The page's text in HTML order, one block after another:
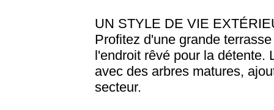
UN STYLE DE VIE
Profitez d'une grande
l'endroit rêvé pour la détente.
avec des arbres matures,
secteur.